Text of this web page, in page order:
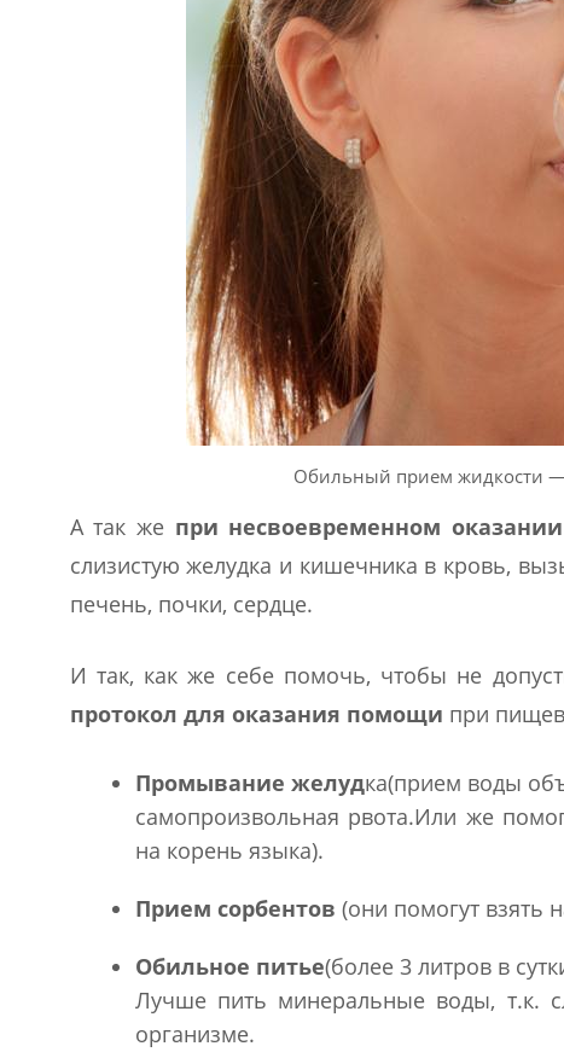
Обильный прием жидкости —
А так же при несвоевременном
слизистую желудка и кишечника в кровь,
печень, почки, сердце.
И так, как же себе помочь, чтобы не
протокол для оказания помощи при
Промывание желудка(прием воды
самопроизвольная рвота.Или же
на корень языка).
Прием сорбентов (они помогут взять
Обильное питье(более 3 литров в
Лучше пить минеральные воды, т.к.
организме.